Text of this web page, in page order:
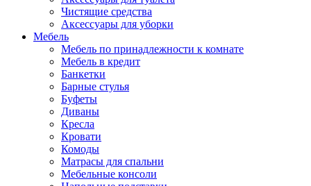
Чистящие средства
Аксессуары для уборки
Мебель
Мебель по принадлежности к комнате
Мебель в кредит
Банкетки
Барные стулья
Буфеты
Диваны
Кресла
Кровати
Комоды
Матрасы для спальни
Мебельные консоли